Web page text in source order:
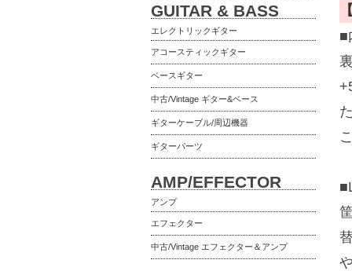
■
GUITAR & BASS
エレクトリックギター
アコースティックギター
ベースギター
中古/Vintage ギター&ベース
ギターケーブル/周辺機器
ギターパーツ
AMP/EFFECTOR
アンプ
エフェクター
中古/Vintage エフェクター＆アンプ